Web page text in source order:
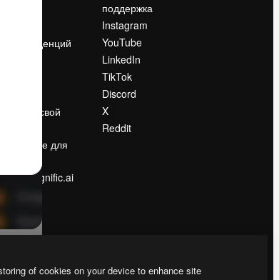
тенденций
свой
для
magnific.ai
поддержка
Instagram
YouTube
LinkedIn
TikTok
Discord
X
Reddit
of cookies on your device to enhance site